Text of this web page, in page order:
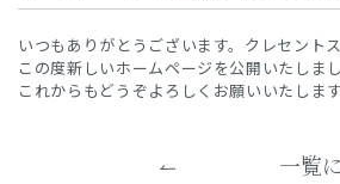
いつもありがとうございます。クレセントス
この度新しいホームページを公開いたしまし
これからもどうぞよろしくお願いいたします
一覧